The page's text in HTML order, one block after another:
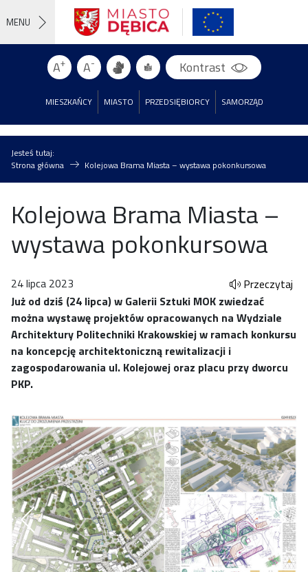
MENU
MIESZKAŃCY MIASTO PRZEDSIĘBIORCY SAMORZĄD
A+ A- Kontrast
Jesteś tutaj:
Strona główna
Kolejowa Brama Miasta – wystawa pokonkursowa
Kolejowa Brama Miasta –
wystawa pokonkursowa
24 lipca 2023
Przeczytaj
Już od dziś (24 lipca) w Galerii Sztuki MOK zwiedzać
można wystawę projektów opracowanych na Wydziale
Architektury Politechniki Krakowskiej w ramach konkursu
na koncepcję architektoniczną rewitalizacji i
zagospodarowania ul. Kolejowej oraz placu przy dworcu
PKP.